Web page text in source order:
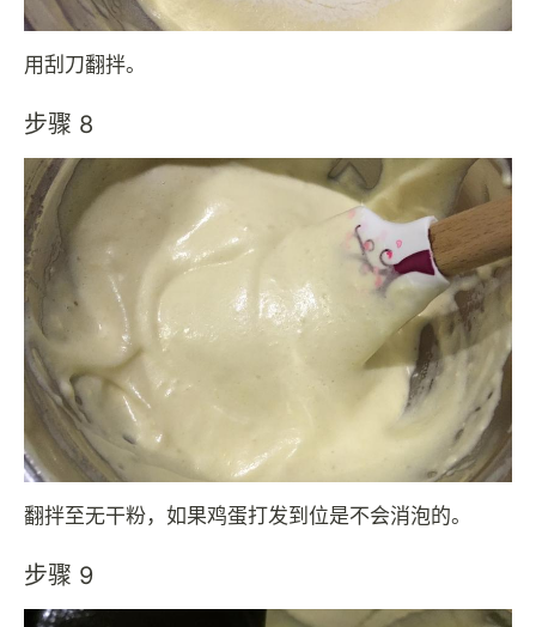
用刮刀翻拌。
步骤 8
翻拌至无干粉，如果鸡蛋打发到位是不会消泡的。
步骤 9